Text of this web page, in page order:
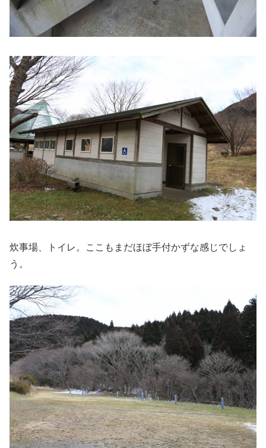
炊事場、トイレ。ここもまだほぼ手付かずな感じでしょ
う。